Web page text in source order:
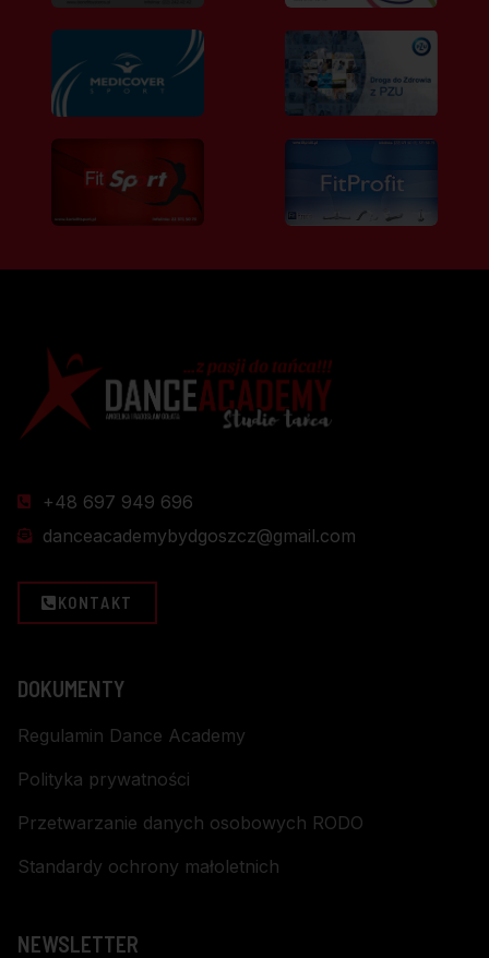
+48 697 949 696
danceacademybydgoszcz@gmail.com
KONTAKT
DOKUMENTY
Regulamin Dance Academy
Polityka prywatności
Przetwarzanie danych osobowych RODO
Standardy ochrony małoletnich
NEWSLETTER